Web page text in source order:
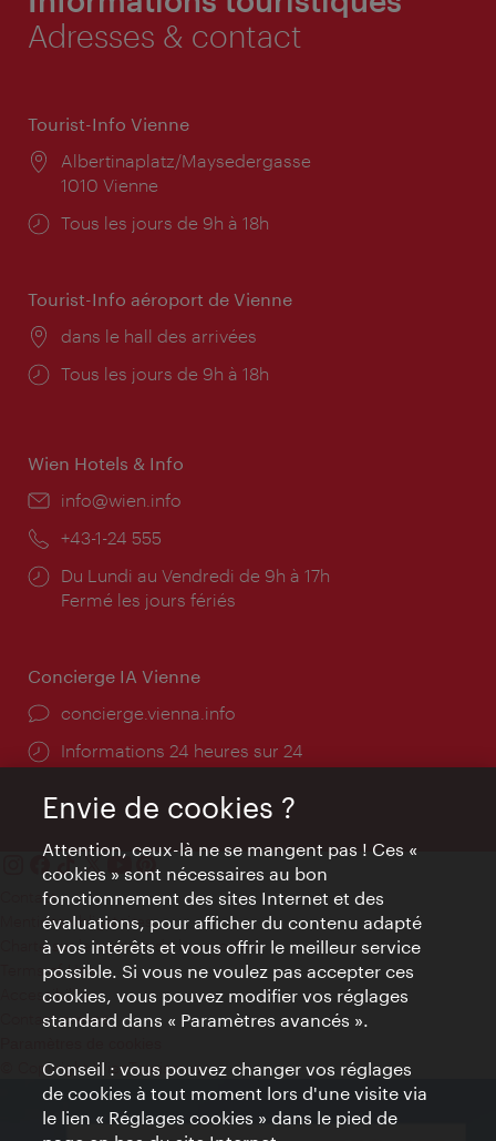
Adresses & contact
Tourist-Info Vienne
Lieu:
Albertinaplatz/Maysedergasse
1010 Vienne
Horaires
Tous les jours de 9h à 18h
Tourist-Info aéroport de Vienne
Lieu:
dans le hall des arrivées
Horaires
Tous les jours de 9h à 18h
Wien Hotels & Info
E-
info@wien.info
Téléphone:
+43-1-24 555
Horaires
d'ouverture:
Du Lundi au Vendredi de 9h à 17h
Fermé les jours fériés
Concierge IA Vienne
Ort:
concierge.vienna.info
Öffnungszeiten:
Informations 24 heures sur 24
Contact
Mentions obligatoires
Charte sur le respect de la vie privée
Terms of Use
Accessibilité
Contact presse
© Copyright WienTourismus
Envie de cookies ?
Attention, ceux-là ne se mangent pas ! Ces «
cookies » sont nécessaires au bon
fonctionnement des sites Internet et des
évaluations, pour afficher du contenu adapté
à vos intérêts et vous offrir le meilleur service
possible. Si vous ne voulez pas accepter ces
cookies, vous pouvez modifier vos réglages
standard dans « Paramètres avancés ».
Conseil : vous pouvez changer vos réglages
de cookies à tout moment lors d'une visite via
le lien « Réglages cookies » dans le pied de